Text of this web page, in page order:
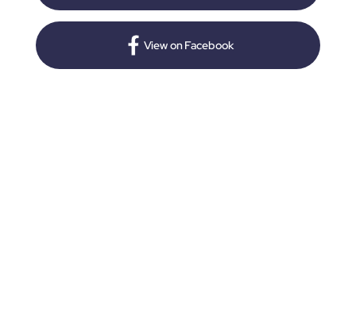
View on Facebook